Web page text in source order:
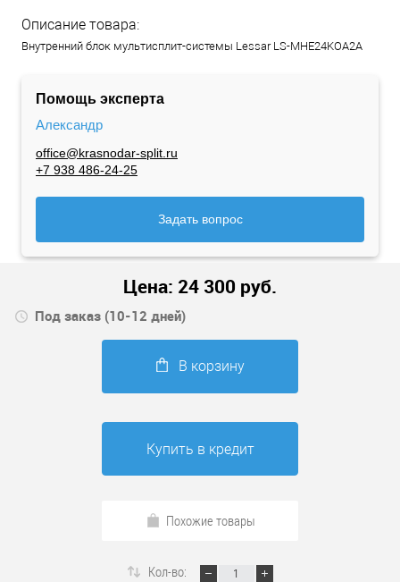
Описание товара:
Внутренний блок мультисплит-системы Lessar LS-MHE24KOA2A
Помощь эксперта
Александр
office@krasnodar-split.ru
+7 938 486-24-25
Задать вопрос
Цена: 24 300 руб.
Под заказ (10-12 дней)
В корзину
Купить в кредит
Похожие товары
Кол-во: